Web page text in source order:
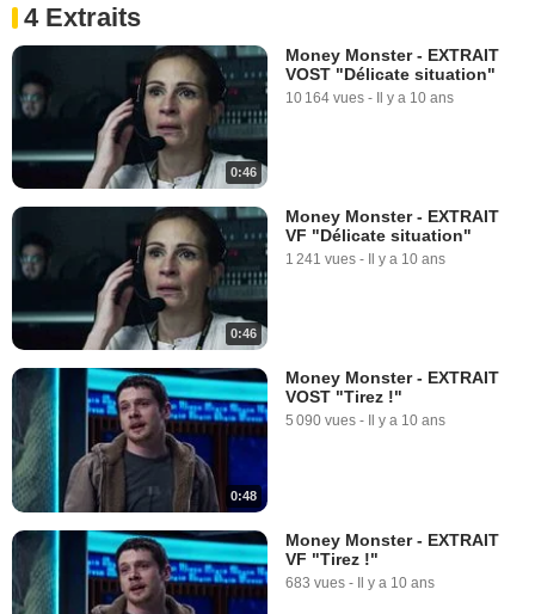
4 Extraits
0:46
Money Monster - EXTRAIT
VOST "Délicate situation"
10 164 vues - Il y a 10 ans
0:46
Money Monster - EXTRAIT
VF "Délicate situation"
1 241 vues - Il y a 10 ans
0:48
Money Monster - EXTRAIT
VOST "Tirez !"
5 090 vues - Il y a 10 ans
Money Monster - EXTRAIT
VF "Tirez !"
683 vues - Il y a 10 ans